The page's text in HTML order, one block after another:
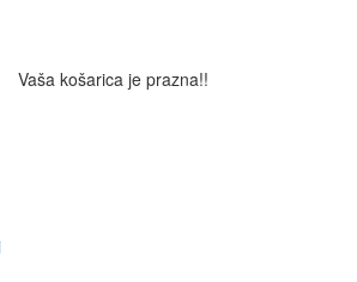
Vaša košarica je prazna!!